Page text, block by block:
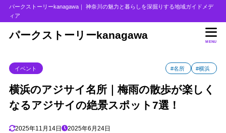
パークストーリーkanagawa｜ 神奈川の魅力と暮らしを深掘りする地域ガイドメデ
ィア
パークストーリーkanagawa
MENU
イベント #名所 #横浜
横浜のアジサイ名所｜梅雨の散歩が楽しく
なるアジサイの絶景スポット7選！
2025年11月14日 2025年6月24日
目次
2 俣野別邸庭園｜戸塚の歴史的建造物と庭園
3 上郷あじさいの丘｜栄区のアジサイの名所
4 港の見える丘公園｜山手のあじさいの名所